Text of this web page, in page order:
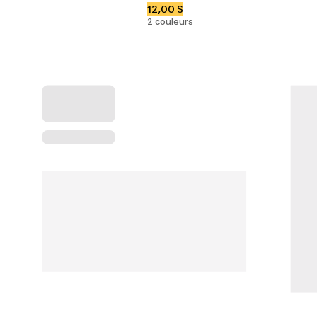
12,00 $
2 couleurs